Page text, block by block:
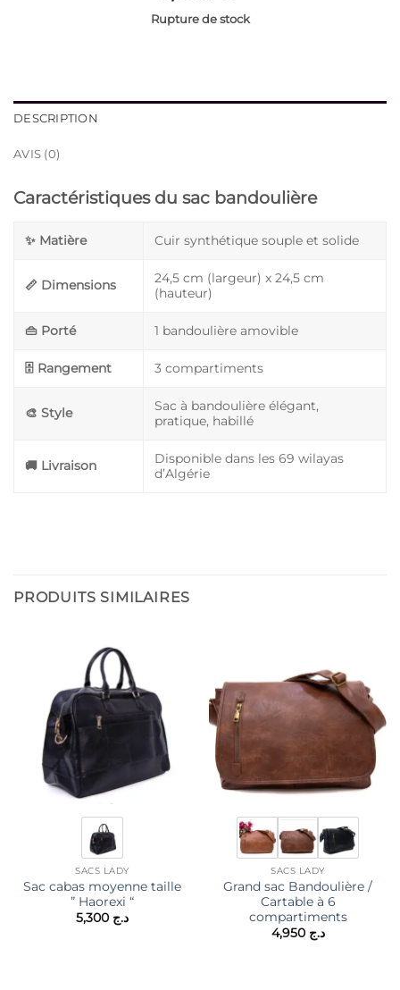
Rupture de stock
DESCRIPTION
AVIS (0)
Caractéristiques du sac bandoulière
✨ Matière Cuir synthétique souple et solide
📏 Dimensions
24,5 cm (largeur) x 24,5 cm
(hauteur)
👜 Porté 1 bandoulière amovible
🗄️ Rangement 3 compartiments
🎨 Style
Sac à bandoulière élégant,
pratique, habillé
🚚 Livraison
Disponible dans les 69 wilayas
d’Algérie
PRODUITS SIMILAIRES
SACS LADY
Sac cabas moyenne taille
” Haorexi “
د.ج
SACS LADY
Grand sac Bandoulière /
Cartable à 6
compartiments
د.ج 4,950